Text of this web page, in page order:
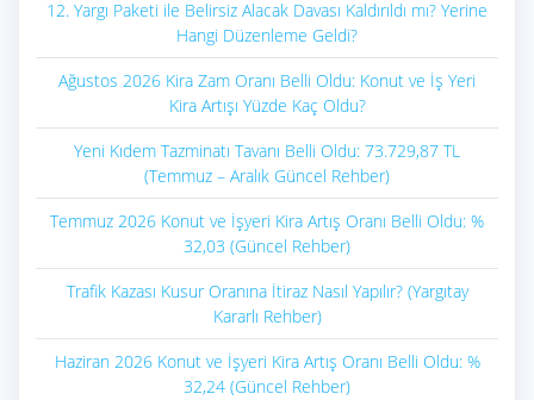
12. Yargı Paketi ile Belirsiz Alacak Davası Kaldırıldı mı? Yerine
Hangi Düzenleme Geldi?
Ağustos 2026 Kira Zam Oranı Belli Oldu: Konut ve İş Yeri
Kira Artışı Yüzde Kaç Oldu?
Yeni Kıdem Tazminatı Tavanı Belli Oldu: 73.729,87 TL
(Temmuz – Aralık Güncel Rehber)
Temmuz 2026 Konut ve İşyeri Kira Artış Oranı Belli Oldu: %
32,03 (Güncel Rehber)
Trafik Kazası Kusur Oranına İtiraz Nasıl Yapılır? (Yargıtay
Kararlı Rehber)
Haziran 2026 Konut ve İşyeri Kira Artış Oranı Belli Oldu: %
32,24 (Güncel Rehber)